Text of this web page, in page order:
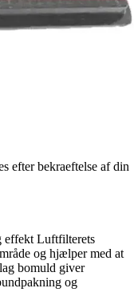
efter bekraeftelse af din
effekt Luftfilterets
og hjælper med at
bomuld giver
og